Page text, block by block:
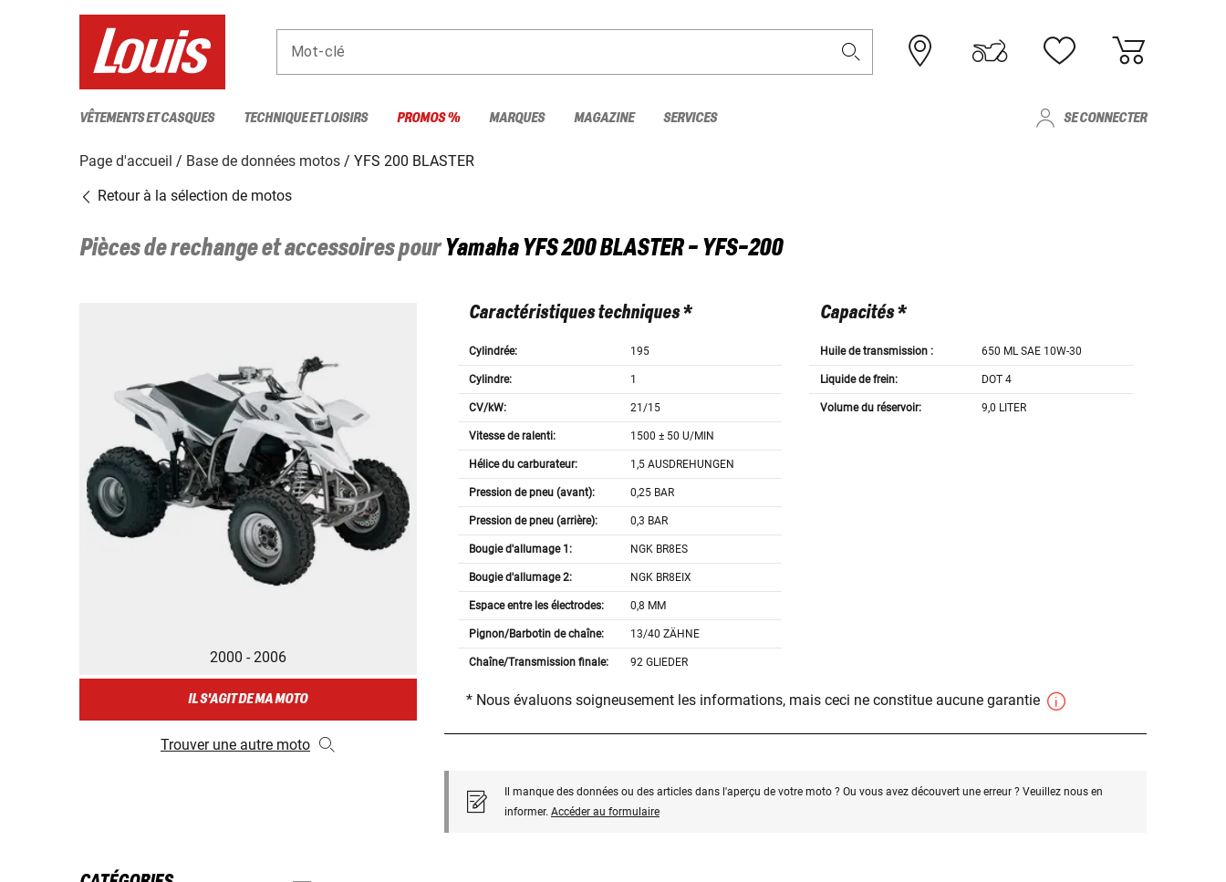
Mot-clé
VÊTEMENTS ET CASQUES TECHNIQUE ET LOISIRS PROMOS % MARQUES MAGAZINE SERVICES SE CONNECTER
Page d'accueil Base de données motos
YFS 200 BLASTER
Retour à la sélection de motos
Pièces de rechange et accessoires pourYamaha YFS 200 BLASTER - YFS-200
2000 - 2006
IL S'AGIT DE MA MOTO
Trouver une autre moto
Caractéristiques techniques *
Cylindrée: 195
Cylindre: 1
CV/kW: 21/15
Vitesse de ralenti: 1500 ± 50 U/MIN
Hélice du carburateur: 1,5 AUSDREHUNGEN
Pression de pneu (avant): 0,25 BAR
Pression de pneu (arrière): 0,3 BAR
Bougie d'allumage 1: NGK BR8ES
Bougie d'allumage 2: NGK BR8EIX
Espace entre les électrodes: 0,8 MM
Pignon/Barbotin de chaîne: 13/40 ZÄHNE
Chaîne/Transmission finale: 92 GLIEDER
Capacités *
Huile de transmission : 650 ML SAE 10W-30
Liquide de frein: DOT 4
Volume du réservoir: 9,0 LITER
* Nous évaluons soigneusement les informations, mais ceci ne constitue aucune garantie
Il manque des données ou des articles dans l'aperçu de votre moto ? Ou vous avez découvert une erreur ? Veuillez nous en
informer. Accéder au formulaire